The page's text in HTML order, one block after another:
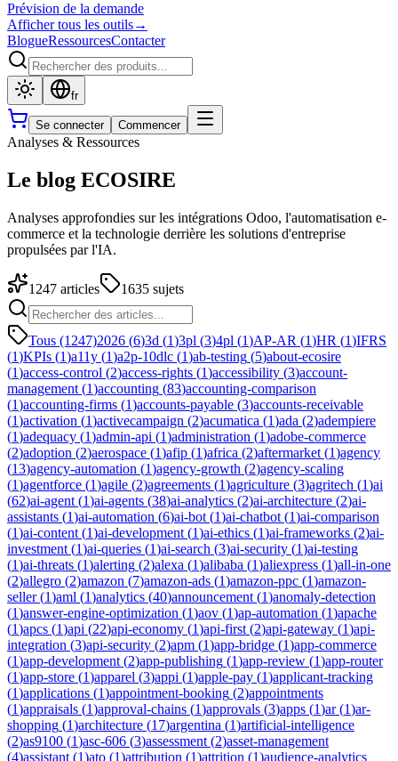
Prévision de la demande
Afficher tous les outils→
BlogueRessourcesContacter
fr
Se connecter Commencer
Analyses & Ressources
Le blog ECOSIRE
Analyses approfondies sur les intégrations Odoo, l'automatisation e-
commerce et la technologie derrière les solutions d'entreprise
propulsées par l'IA.
1247 articles 1635 sujets
Tous (1247)2026 (6)3d (1)3pl (3)4pl (1)AP-AR (1)HR (1)IFRS
(1)KPIs (1)a11y (1)a2p-10dlc (1)ab-testing (5)about-ecosire
(1)access-control (2)access-rights (1)accessibility (3)account-
management (1)accounting (83)accounting-comparison
(1)accounting-firms (1)accounts-payable (3)accounts-receivable
(1)activation (1)activecampaign (2)acumatica (1)ada (2)adempiere
(1)adequacy (1)admin-api (1)administration (1)adobe-commerce
(2)adoption (2)aerospace (1)afip (1)africa (2)aftermarket (1)agency
(13)agency-automation (1)agency-growth (2)agency-scaling
(1)agentforce (1)agile (2)agreements (1)agriculture (3)agritech (1)ai
(62)ai-agent (1)ai-agents (38)ai-analytics (2)ai-architecture (2)ai-
assistants (1)ai-automation (6)ai-bot (1)ai-chatbot (1)ai-comparison
(1)ai-content (1)ai-development (1)ai-ethics (1)ai-frameworks (2)ai-
investment (1)ai-queries (1)ai-search (3)ai-security (1)ai-testing
(1)ai-threats (1)alerting (2)alexa (1)alibaba (1)aliexpress (1)all-in-one
(2)allegro (2)amazon (7)amazon-ads (1)amazon-ppc (1)amazon-
seller(1)aml (1)analytics (40)announcement (1)anomaly-detection
(1)answer-engine-optimization (1)aov (1)ap-automation (1)apache
(1)apcs (1)api (22)api-economy (1)api-first (2)api-gateway (1)api-
integration (3)api-security (2)apm (1)app-bridge (1)app-commerce
(1)app-development (2)app-publishing (1)app-review (1)app-router
(1)app-store (1)apparel (3)appi (1)apple-pay (1)applicant-tracking
(1)applications (1)appointment-booking (2)appointments
(1)appraisals (1)approval-chains (1)approvals (3)apps (1)ar(1)ar-
shopping (1)architecture (17)argentina (1)artificial-intelligence
(2)as9100 (1)asc-606 (3)assessment (2)asset-management
(4)assistant (1)ato (1)attribution (1)attrition (1)audience-analytics